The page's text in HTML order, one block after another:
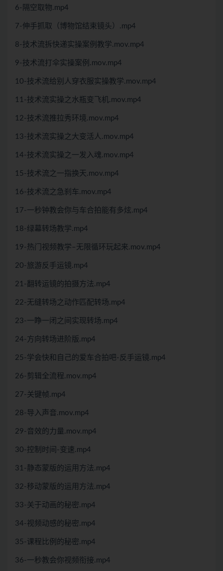
6-隔空取物.mp4
7-伸手抓取（博物馆结束镜头）.mp4
8-技术流拆快递实操案例教学.mov.mp4
9-技术流打伞实操案例.mov.mp4
10-技术流给别人穿衣服实操教学.mov.mp4
11-技术流实操之水瓶变飞机.mov.mp4
12-技术流推拉秀环境.mov.mp4
13-技术流实操之大变活人.mov.mp4
14-技术流实操之一发入魂.mov.mp4
15-技术流之一指换天.mov.mp4
16-技术流之急刹车.mov.mp4
17-一秒钟教会你与车合拍能有多炫.mp4
18-绿幕转场教学.mp4
19-热门视频教学–无限循环玩起来.mov.mp4
20-旅游反手运镜.mp4
21-翻转运镜的拍摄方法.mp4
22-无缝转场之动作匹配转场.mp4
23-一睁一闭之间实现转场.mp4
24-方向转场进阶版.mp4
25-学会快和自己的爱车合拍吧-反手运镜.mp4
26-剪辑全流程.mov.mp4
27-关键帧.mp4
28-导入声音.mov.mp4
29-音效的力量.mov.mp4
30-控制时间-变速.mp4
31-静态蒙版的运用方法.mp4
32-移动蒙版的运用方法.mp4
33-关于动画的秘密.mp4
34-视频动感的秘密.mp4
35-课程比例的秘密.mp4
36-一秒教会你视频衔接.mp4